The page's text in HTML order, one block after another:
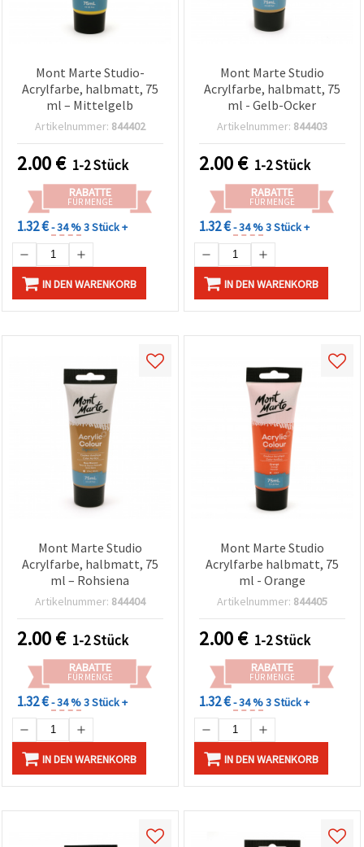
Mont Marte Studio-
Acrylfarbe, halbmatt, 75
ml – Mittelgelb
Artikelnummer: 844402
2.00€ 1-2 Stück
RABATTE
FÜR MENGE
1.32 €- 34 %3 Stück +
IN DEN WARENKORB
Mont Marte Studio
Acrylfarbe, halbmatt, 75
ml - Gelb-Ocker
Artikelnummer: 844403
2.00€ 1-2 Stück
RABATTE
FÜR MENGE
1.32 €- 34 %3 Stück +
IN DEN WARENKORB
Mont Marte Studio
Acrylfarbe, halbmatt, 75
ml – Rohsiena
Artikelnummer: 844404
2.00€ 1-2 Stück
RABATTE
FÜR MENGE
1.32 €- 34 %3 Stück +
IN DEN WARENKORB
Mont Marte Studio
Acrylfarbe halbmatt, 75
ml - Orange
Artikelnummer: 844405
2.00€ 1-2 Stück
RABATTE
FÜR MENGE
1.32 €- 34 %3 Stück +
IN DEN WARENKORB